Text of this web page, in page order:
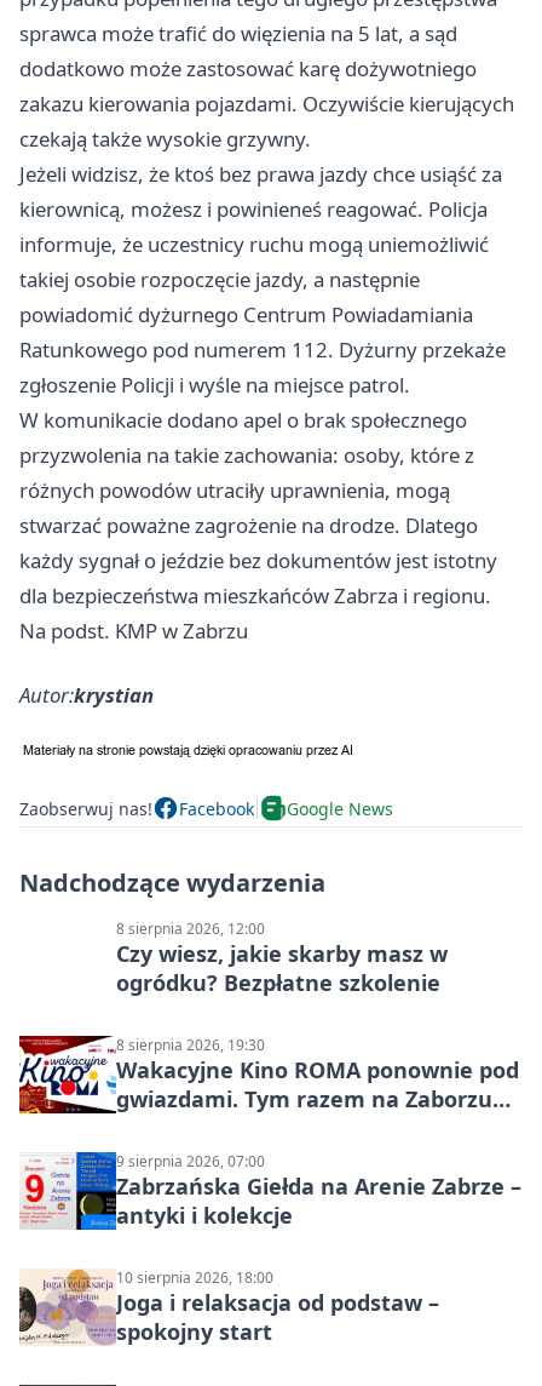
sprawca może trafić do więzienia na 5 lat, a sąd
dodatkowo może zastosować karę dożywotniego
zakazu kierowania pojazdami. Oczywiście kierujących
czekają także wysokie grzywny.
Jeżeli widzisz, że ktoś bez prawa jazdy chce usiąść za
kierownicą, możesz i powinieneś reagować. Policja
informuje, że uczestnicy ruchu mogą uniemożliwić
takiej osobie rozpoczęcie jazdy, a następnie
powiadomić dyżurnego Centrum Powiadamiania
Ratunkowego pod numerem 112. Dyżurny przekaże
zgłoszenie Policji i wyśle na miejsce patrol.
W komunikacie dodano apel o brak społecznego
przyzwolenia na takie zachowania: osoby, które z
różnych powodów utraciły uprawnienia, mogą
stwarzać poważne zagrożenie na drodze. Dlatego
każdy sygnał o jeździe bez dokumentów jest istotny
dla bezpieczeństwa mieszkańców Zabrza i regionu.
Na podst. KMP w Zabrzu
Autor:krystian
Zaobserwuj nas! Facebook Google News
Nadchodzące wydarzenia
8 sierpnia 2026, 12:00
Czy wiesz, jakie skarby masz w
ogródku? Bezpłatne szkolenie
8 sierpnia 2026, 19:30
Wakacyjne Kino ROMA ponownie pod
gwiazdami. Tym razem na Zaborzu
9 sierpnia 2026, 07:00
Zabrzańska Giełda na Arenie Zabrze –
antyki i kolekcje
10 sierpnia 2026, 18:00
Joga i relaksacja od podstaw –
spokojny start